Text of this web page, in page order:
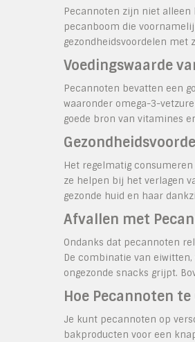
Pecannoten zijn niet alleen
pecanboom die
gezondheidsvoordelen met
Voedingswaarde
Pecannoten bevatten een
waaronder omega-3-
goede bron van vitamines
Het regelmatig
ze helpen bij het verlagen
gezonde huid en haar
Afvallen met
Ondanks dat pecannoten
De combinatie van
ongezonde snacks grijpt.
Hoe Pecannoten
Je kunt pecannoten op
bakproducten voor een